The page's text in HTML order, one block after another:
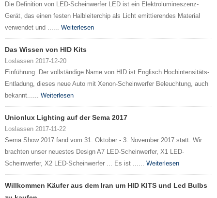
Die Definition von LED-Scheinwerfer LED ist ein Elektrolumineszenz-
Gerät, das einen festen Halbleiterchip als Licht emittierendes Material
verwendet und ...... Weiterlesen
Das Wissen von HID Kits
Loslassen 2017-12-20
Einführung Der vollständige Name von HID ist Englisch Hochintensitäts-
Entladung, dieses neue Auto mit Xenon-Scheinwerfer Beleuchtung, auch
bekannt...... Weiterlesen
Unionlux Lighting auf der Sema 2017
Loslassen 2017-11-22
Sema Show 2017 fand vom 31. Oktober - 3. November 2017 statt. Wir
brachten unser neuestes Design A7 LED-Scheinwerfer, X1 LED-
Scheinwerfer, X2 LED-Scheinwerfer ... Es ist ...... Weiterlesen
Willkommen Käufer aus dem Iran um HID KITS und Led Bulbs